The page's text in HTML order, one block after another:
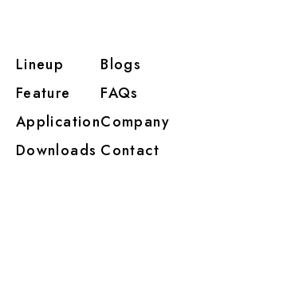
Lineup
Feature
Application
Downloads
Blogs
FAQs
Company
Contact